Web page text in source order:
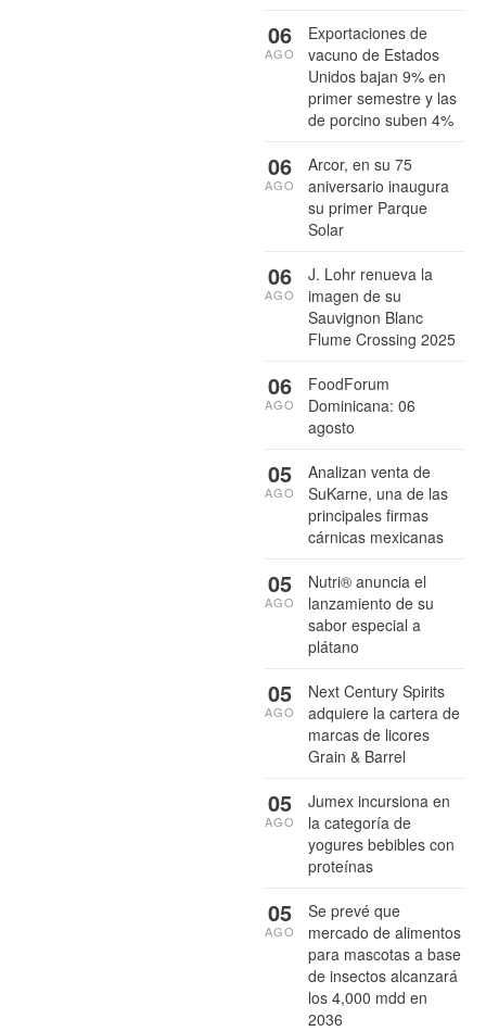
Exportaciones de
vacuno de Estados
Unidos bajan 9% en
primer semestre y las
de porcino suben 4%
06
AGO
Arcor, en su 75
aniversario inaugura
su primer Parque
Solar
06
AGO
J. Lohr renueva la
imagen de su
Sauvignon Blanc
Flume Crossing 2025
06
AGO
FoodForum
Dominicana: 06
agosto
06
AGO
Analizan venta de
SuKarne, una de las
principales firmas
cárnicas mexicanas
05
AGO
Nutri® anuncia el
lanzamiento de su
sabor especial a
plátano
05
AGO
Next Century Spirits
adquiere la cartera de
marcas de licores
Grain & Barrel
05
AGO
Jumex incursiona en
la categoría de
yogures bebibles con
proteínas
05
AGO
Se prevé que
mercado de alimentos
para mascotas a base
de insectos alcanzará
los 4,000 mdd en
2036
05
AGO